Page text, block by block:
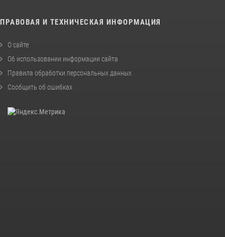
ПРАВОВАЯ И ТЕХНИЧЕСКАЯ ИНФОРМАЦИЯ
О сайте
Об использовании информации сайта
Правила обработки персональных данных
Сообщить об ошибках